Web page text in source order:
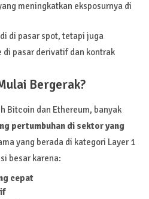
meningkatkan eksposurnya di
di pasar spot, tetapi juga
pasar derivatif dan kontrak
Bergerak?
Bitcoin dan Ethereum, banyak
pertumbuhan di sektor yang
yang berada di kategori Layer 1
besar karena:
cepat